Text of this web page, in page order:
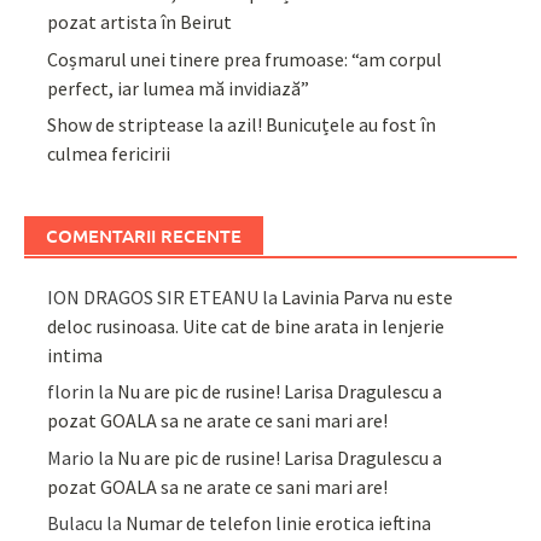
pozat artista în Beirut
Coșmarul unei tinere prea frumoase: “am corpul
perfect, iar lumea mă invidiază”
Show de striptease la azil! Bunicuțele au fost în
culmea fericirii
COMENTARII RECENTE
ION DRAGOS SIR ETEANU la Lavinia Parva nu este
deloc rusinoasa. Uite cat de bine arata in lenjerie
intima
florin la Nu are pic de rusine! Larisa Dragulescu a
pozat GOALA sa ne arate ce sani mari are!
Mario la Nu are pic de rusine! Larisa Dragulescu a
pozat GOALA sa ne arate ce sani mari are!
Bulacu la Numar de telefon linie erotica ieftina